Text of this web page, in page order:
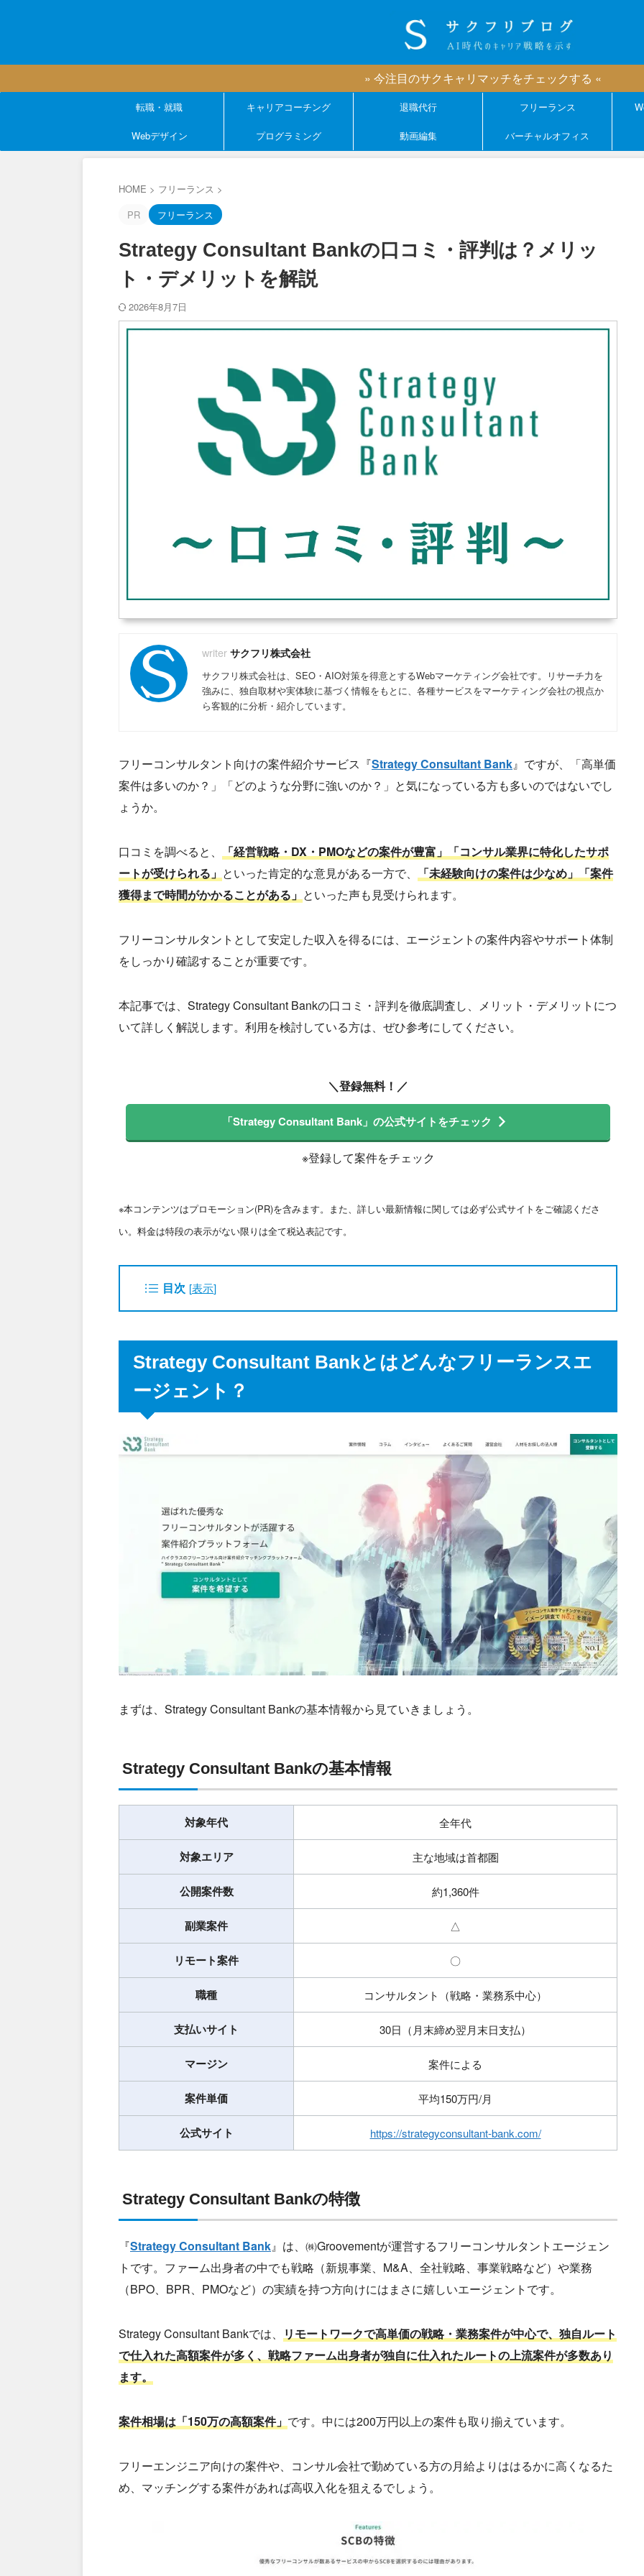
» 今注目のサクキャリマッチをチェックする «
転職・就職 キャリアコーチング 退職代行 フリーランス
Webデザイン プログラミング 動画編集 バーチャルオフィス
HOME > フリーランス >
PR
フリーランス
Strategy Consultant Bankの口コミ・評判は？メリッ
ト・デメリットを解説
2026年8月7日
サクフリ株式会社
サクフリ株式会社は、SEO・AIO対策を得意とするWebマーケティング会社です。リサーチ力を
強みに、独自取材や実体験に基づく情報をもとに、各種サービスをマーケティング会社の視点か
ら客観的に分析・紹介しています。
フリーコンサルタント向けの案件紹介サービス『Strategy Consultant Bank』ですが、「高単価
案件は多いのか？」「どのような分野に強いのか？」と気になっている方も多いのではないでし
ょうか。
口コミを調べると、
「経営戦略・DX・PMOなどの案件が豊富」「コンサル業界に特化したサポ
ートが受けられる」 といった肯定的な意見がある一方で、
「未経験向けの案件は少なめ」「案件
獲得まで時間がかかることがある」 といった声も見受けられます。
フリーコンサルタントとして安定した収入を得るには、エージェントの案件内容やサポート体制
をしっかり確認することが重要です。
本記事では、Strategy Consultant Bankの口コミ・評判を徹底調査し、メリット・デメリットにつ
いて詳しく解説します。利用を検討している方は、ぜひ参考にしてください。
＼登録無料！／
「Strategy Consultant Bank」の公式サイトをチェック
※登録して案件をチェック
※本コンテンツはプロモーション(PR)を含みます。また、詳しい最新情報に関しては必ず公式サイトをご確認くださ
い。料金は特段の表示がない限りは全て税込表記です。
目次 [表示]
Strategy Consultant Bankとはどんなフリーランスエ
ージェント？
まずは、Strategy Consultant Bankの基本情報から見ていきましょう。
Strategy Consultant Bankの基本情報
対象年代 全年代
対象エリア 主な地域は首都圏
公開案件数 約1,360件
副業案件 △
リモート案件 〇
職種 コンサルタント（戦略・業務系中心）
支払いサイト 30日（月末締め翌月末日支払）
マージン 案件による
案件単価 平均150万円/月
公式サイト https://strategyconsultant-bank.com/
Strategy Consultant Bankの特徴
『Strategy Consultant Bank』は、㈱Groovementが運営するフリーコンサルタントエージェン
トです。ファーム出身者の中でも戦略（新規事業、M&A、全社戦略、事業戦略など）や業務
（BPO、BPR、PMOなど）の実績を持つ方向けにはまさに嬉しいエージェントです。
Strategy Consultant Bankでは、
リモートワークで高単価の戦略・業務案件が中心で、独自ルート
で仕入れた高額案件が多く、戦略ファーム出身者が独自に仕入れたルートの上流案件が多数あり
ます。
案件相場は「150万の高額案件」 です。中には200万円以上の案件も取り揃えています。
フリーエンジニア向けの案件や、コンサル会社で勤めている方の月給よりははるかに高くなるた
め、マッチングする案件があれば高収入化を狙えるでしょう。